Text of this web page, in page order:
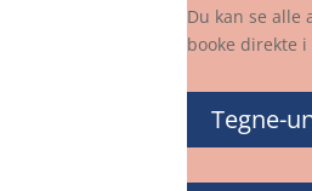
Du kan se alle
booke direkte
Tegne-